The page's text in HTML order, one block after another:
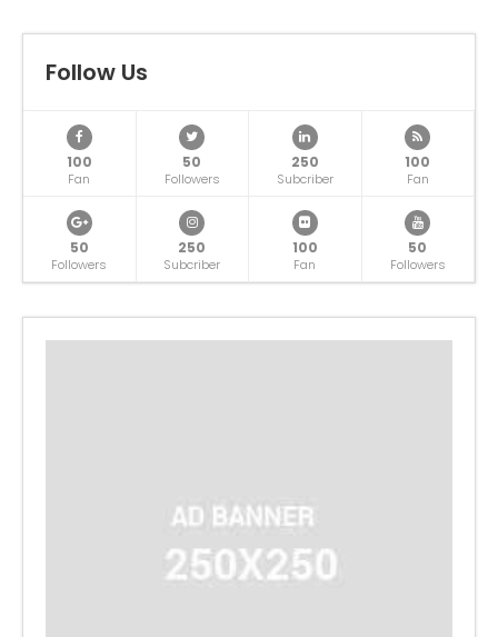
Follow Us
100
Fan
50
Followers
250
Subcriber
100
Fan
50
Followers
250
Subcriber
100
Fan
50
Followers